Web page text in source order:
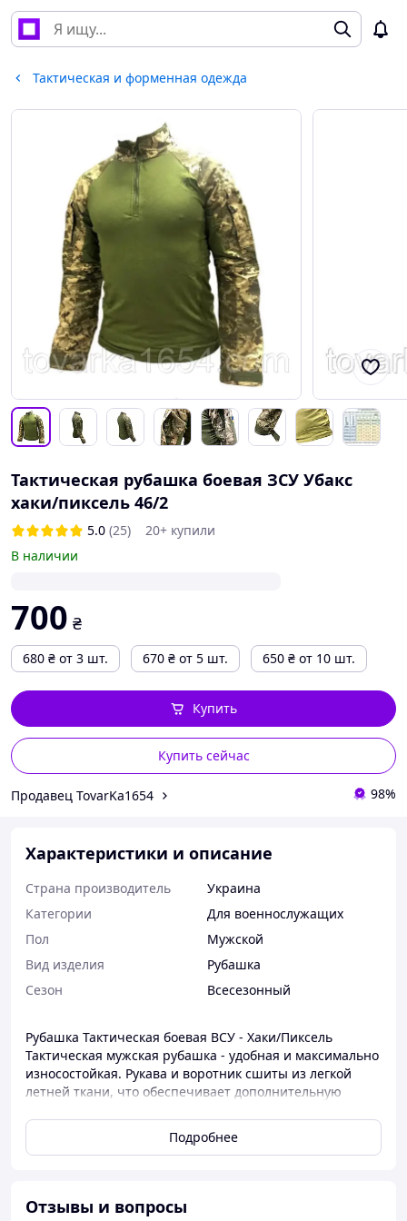
Тактическая и форменная одежда
Тактическая рубашка боевая ЗСУ Убакс
хаки/пиксель 46/2
5.0 (25)
20+ купили
В наличии
700 ₴
680 ₴ от 3 шт. 670 ₴ от 5 шт. 650 ₴ от 10 шт.
Купить сейчас
Купить
Продавец TovarKa1654 98%
Характеристики и описание
Страна производитель
Украина
Категории
Для военнослужащих
Пол
Мужской
Вид изделия
Рубашка
Сезон
Всесезонный
Рубашка Тактическая боевая ВСУ - Хаки/Пиксель
Тактическая мужская рубашка - удобная и максимально
износостойкая. Рукава и воротник сшиты из легкой
летней ткани, что обеспечивает дополнительную
Фасон рубашки простой, практичный и
Спереди и сзади майка рубашки выполнена из
Подробнее
Отзывы и вопросы